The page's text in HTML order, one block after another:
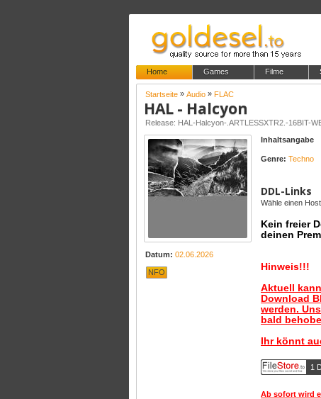
Home Games Filme
Startseite » Audio » FLAC
HAL - Halcyon
Release: HAL-Halcyon-.ARTLESSXTR2.-16BIT-
Datum: 02.06.2026
NFO
Inhaltsangabe
Genre: Techno
DDL-Links
Wähle einen
Kein freier
deinen
Hinweis!!!
Aktuell
Download
werden.
bald
Ihr könnt
1
Ab sofort wird